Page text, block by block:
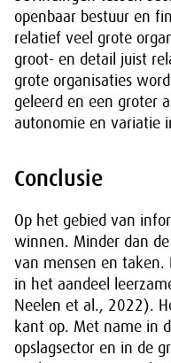
openbaar bestuur en
relatief veel grote
groot- en detail juist
grote organisaties
geleerd en een groter
autonomie en variatie
Conclusie
Op het gebied van
winnen. Minder dan
van mensen en taken.
in het aandeel
Neelen et al., 2022).
kant op. Met name in
opslagsector en in de